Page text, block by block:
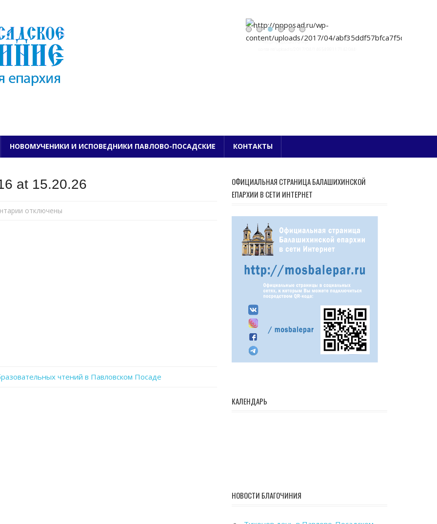
ПАВЛОВО-ПОСАДСКОЕ БЛАГОЧИНИЕ
НОВОМУЧЕНИКИ И ИСПОВЕДНИКИ ПАВЛОВО-ПОСАДСКИЕ КОНТАКТЫ
at 15.20.26
котключены
чтений в Павловском Посаде
ОФИЦИАЛЬНАЯ СТРАНИЦА БАЛАШИХИНСКОЙ
ЕПАРХИИ В СЕТИ ИНТЕРНЕТ
КАЛЕНДАРЬ
НОВОСТИ БЛАГОЧИНИЯ